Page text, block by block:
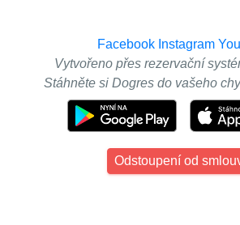
Facebook Instagram
Vytvořeno přes rezervační
Stáhněte si Dogres do vašeho
Odstoupení od